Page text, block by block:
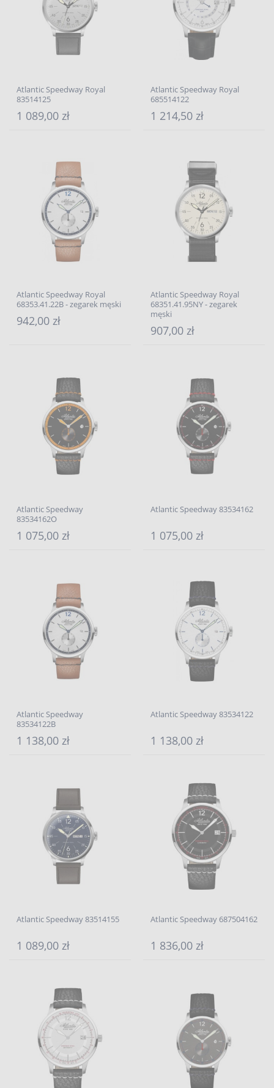
Atlantic Speedway Royal
83514125
1 089,00 zł
Atlantic Speedway Royal
685514122
1 214,50 zł
Atlantic Speedway Royal
68353.41.22B - zegarek męski
942,00 zł
Atlantic Speedway Royal
68351.41.95NY - zegarek
męski
907,00 zł
Atlantic Speedway
83534162O
1 075,00 zł
Atlantic Speedway 83534162
1 075,00 zł
Atlantic Speedway
83534122B
1 138,00 zł
Atlantic Speedway 83534122
1 138,00 zł
Atlantic Speedway 83514155
1 089,00 zł
Atlantic Speedway 687504162
1 836,00 zł